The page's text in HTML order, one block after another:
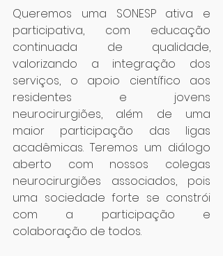
Queremos uma SONESP ativa e
participativa, com educação
continuada de qualidade,
valorizando a integração dos
serviços, o apoio científico aos
residentes e jovens
neurocirurgiões, além de uma
maior participação das ligas
acadêmicas. Teremos um diálogo
aberto com nossos colegas
neurocirurgiões associados, pois
uma sociedade forte se constrói
com a participação e
colaboração de todos.